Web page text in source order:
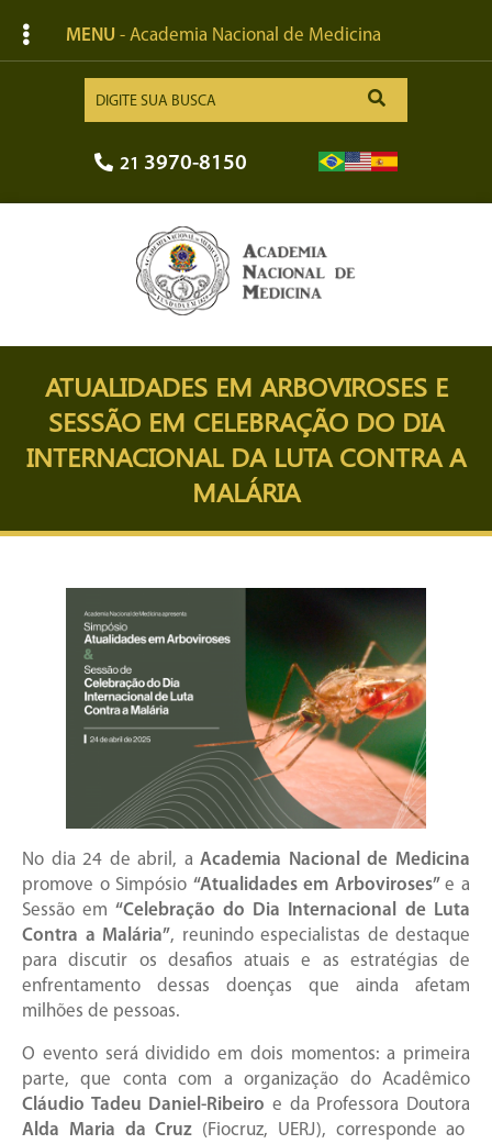
MENU - Academia Nacional de Medicina
21 3970-8150
ATUALIDADES EM ARBOVIROSES E
SESSÃO EM CELEBRAÇÃO DO DIA
INTERNACIONAL DA LUTA CONTRA A
MALÁRIA
No dia 24 de abril, aAcademia Nacional de Medicina
promove o Simpósio “Atualidades em Arboviroses”e a
Sessão em “Celebração do Dia Internacional de Luta
Contra a Malária”, reunindo especialistas de destaque
para discutir os desafios atuais e as estratégias de
enfrentamento dessas doenças que ainda afetam
milhões de pessoas.
O evento será dividido em dois momentos: a primeira
parte, que conta com a organização do Acadêmico
Cláudio Tadeu Daniel-Ribeiro e da Professora Doutora
Alda Maria da Cruz (Fiocruz, UERJ), corresponde ao